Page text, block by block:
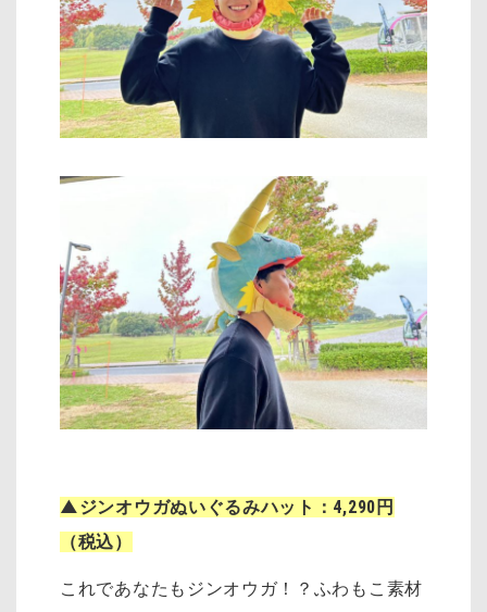
▲ジンオウガぬいぐるみハット：4,290円
（税込）
これであなたもジンオウガ！？ふわもこ素材